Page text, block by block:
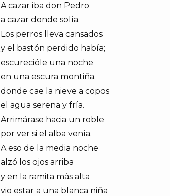
A cazar iba don Pedro
a cazar donde solía.
Los perros lleva cansados
y el bastón perdido había;
escurecióle una noche
en una escura montiña.
donde cae la nieve a copos
el agua serena y fría.
Arrimárase hacia un roble
por ver si el alba venía.
A eso de la media noche
alzó los ojos arriba
y en la ramita más alta
vio estar a una blanca niña